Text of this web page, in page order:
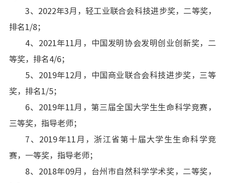
3、2022年3月，轻工业联合会科技进步奖，二等奖，
排名1/8；
4、2021年11月，中国发明协会发明创业创新奖，二
等奖，排名4/6；
5、2019年12月，中国商业联合会科技进步奖，三等
奖，排名1/5；
6、2019年11月，第三届全国大学生生命科学竞赛，
三等奖，指导老师；
7、2019年11月，浙江省第十届大学生生命科学竞
赛，一等奖，指导老师；
8、2018年09月，台州市自然科学学术奖，二等奖，